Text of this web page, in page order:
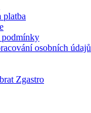
platba
osobních údajů
Zgastro